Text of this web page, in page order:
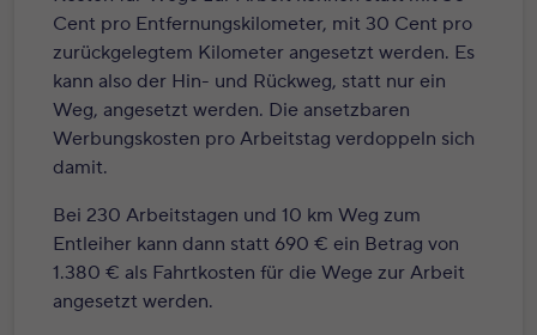
Cent pro Entfernungskilometer, mit 30 Cent pro
zurückgelegtem Kilometer angesetzt werden. Es
kann also der Hin- und Rückweg, statt nur ein
Weg, angesetzt werden. Die ansetzbaren
Werbungskosten pro Arbeitstag verdoppeln sich
damit.
Bei 230 Arbeitstagen und 10 km Weg zum
Entleiher kann dann statt 690 € ein Betrag von
1.380 € als Fahrtkosten für die Wege zur Arbeit
angesetzt werden.